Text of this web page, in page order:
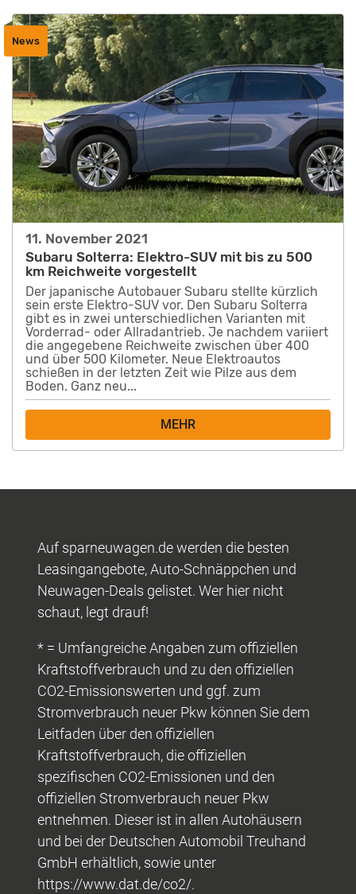
11. November 2021
Subaru Solterra: Elektro-SUV mit bis zu 500
km Reichweite vorgestellt
Der japanische Autobauer Subaru stellte kürzlich
sein erste Elektro-SUV vor. Den Subaru Solterra
gibt es in zwei unterschiedlichen Varianten mit
Vorderrad- oder Allradantrieb. Je nachdem variiert
die angegebene Reichweite zwischen über 400
und über 500 Kilometer. Neue Elektroautos
schießen in der letzten Zeit wie Pilze aus dem
Boden. Ganz neu...
MEHR
News
Auf sparneuwagen.de werden die besten
Leasingangebote, Auto-Schnäppchen und
Neuwagen-Deals gelistet. Wer hier nicht
schaut, legt drauf!
* = Umfangreiche Angaben zum offiziellen
Kraftstoffverbrauch und zu den offiziellen
CO2-Emissionswerten und ggf. zum
Stromverbrauch neuer Pkw können Sie dem
Leitfaden über den offiziellen
Kraftstoffverbrauch, die offiziellen
spezifischen CO2-Emissionen und den
offiziellen Stromverbrauch neuer Pkw
entnehmen. Dieser ist in allen Autohäusern
und bei der Deutschen Automobil Treuhand
GmbH erhältlich, sowie unter
https://www.dat.de/co2/.